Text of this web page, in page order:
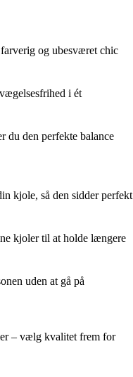
og ubesværet chic
i ét
du den perfekte balance
kjole, så den sidder perfekt
kjoler til at holde længere
uden at gå på
– vælg kvalitet frem for